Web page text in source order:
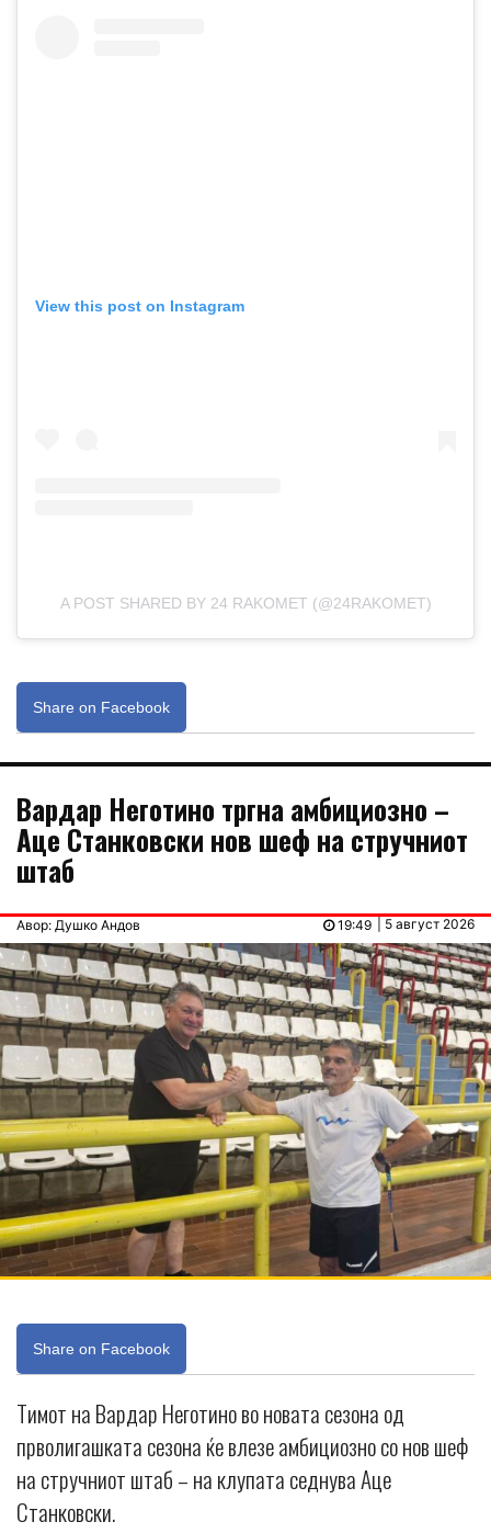
View this post on Instagram
A POST SHARED BY 24 RAKOMET (@24RAKOMET)
Share on Facebook
Вардар Неготино тргна амбициозно –
Аце Станковски нов шеф на стручниот
штаб
Авор: Душко Андов | 5 август 2026
19:49
Share on Facebook
Тимот на Вардар Неготино во новата сезона од
прволигашката сезона ќе влезе амбициозно со нов шеф
на стручниот штаб – на клупата седнува Аце
Станковски.